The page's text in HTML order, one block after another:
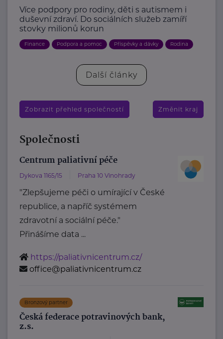
Více podpory pro rodiny, děti s autismem i
duševní zdraví. Do sociálních služeb zamíří
stovky milionů korun
Finance Podpora a pomoc Příspěvky a dávky Rodina
Další články
Zobrazit přehled společností Změnit kraj
Společnosti
Centrum paliativní péče
Dykova 1165/15 Praha 10 Vinohrady
"Zlepšujeme péči o umírající v České
republice, a napříč systémem
zdravotní a sociální péče."
Přinášíme data ...
https://paliativnicentrum.cz/
office@paliativnicentrum.cz
Bronzový partner
Česká federace potravinových bank,
z.s.